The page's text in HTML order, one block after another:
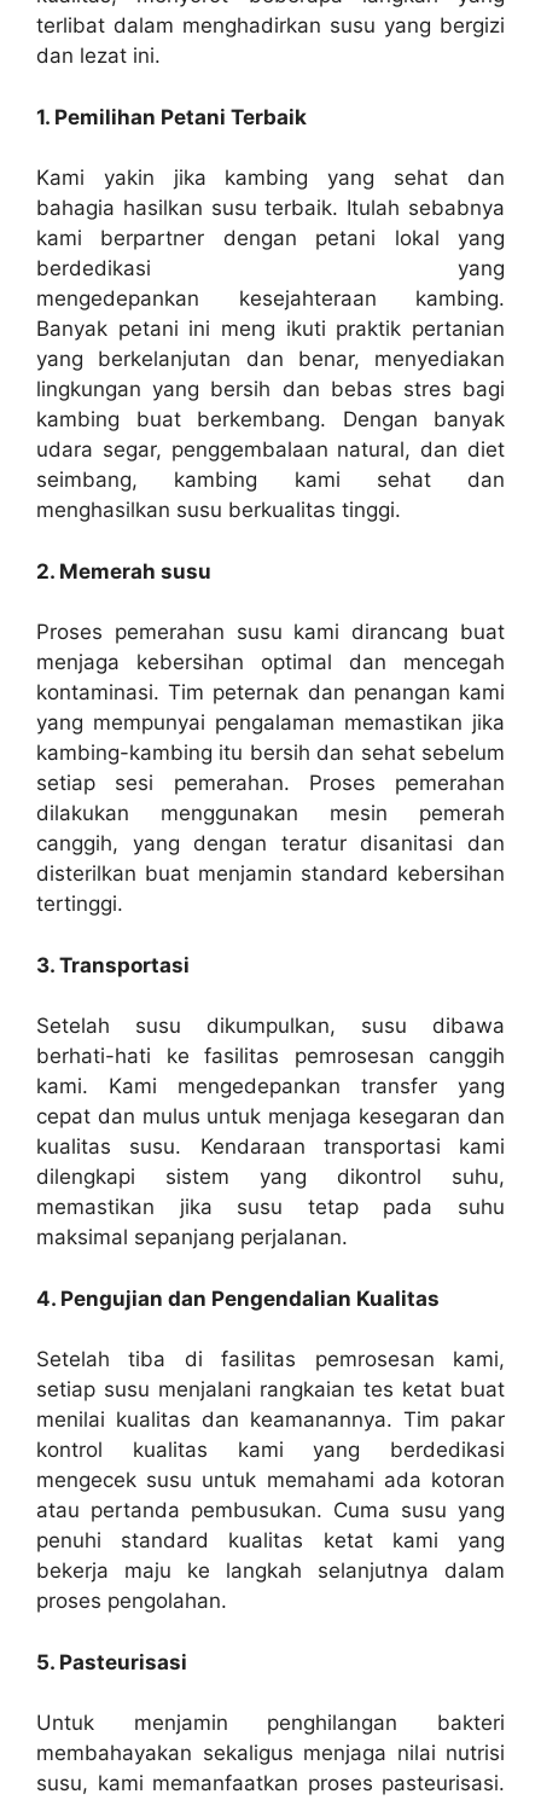
terlibat dalam menghadirkan susu yang bergizi
dan lezat ini.
1. Pemilihan Petani Terbaik
Kami yakin jika kambing yang sehat dan
bahagia hasilkan susu terbaik. Itulah sebabnya
kami berpartner dengan petani lokal yang
berdedikasi yang
mengedepankan kesejahteraan kambing.
Banyak petani ini meng ikuti praktik pertanian
yang berkelanjutan dan benar, menyediakan
lingkungan yang bersih dan bebas stres bagi
kambing buat berkembang. Dengan banyak
udara segar, penggembalaan natural, dan diet
seimbang, kambing kami sehat dan
menghasilkan susu berkualitas tinggi.
2. Memerah susu
Proses pemerahan susu kami dirancang buat
menjaga kebersihan optimal dan mencegah
kontaminasi. Tim peternak dan penangan kami
yang mempunyai pengalaman memastikan jika
kambing-kambing itu bersih dan sehat sebelum
setiap sesi pemerahan. Proses pemerahan
dilakukan menggunakan mesin pemerah
canggih, yang dengan teratur disanitasi dan
disterilkan buat menjamin standard kebersihan
tertinggi.
3. Transportasi
Setelah susu dikumpulkan, susu dibawa
berhati-hati ke fasilitas pemrosesan canggih
kami. Kami mengedepankan transfer yang
cepat dan mulus untuk menjaga kesegaran dan
kualitas susu. Kendaraan transportasi kami
dilengkapi sistem yang dikontrol suhu,
memastikan jika susu tetap pada suhu
maksimal sepanjang perjalanan.
4. Pengujian dan Pengendalian Kualitas
Setelah tiba di fasilitas pemrosesan kami,
setiap susu menjalani rangkaian tes ketat buat
menilai kualitas dan keamanannya. Tim pakar
kontrol kualitas kami yang berdedikasi
mengecek susu untuk memahami ada kotoran
atau pertanda pembusukan. Cuma susu yang
penuhi standard kualitas ketat kami yang
bekerja maju ke langkah selanjutnya dalam
proses pengolahan.
5. Pasteurisasi
Untuk menjamin penghilangan bakteri
membahayakan sekaligus menjaga nilai nutrisi
susu, kami memanfaatkan proses pasteurisasi.